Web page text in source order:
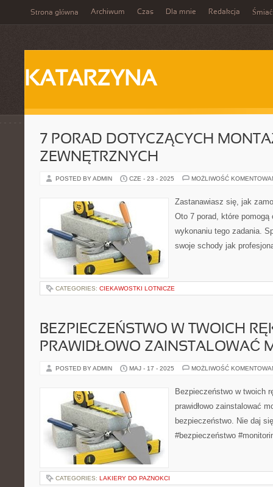
Strona główna Archiwum Czas Dla mnie Redakcja Śmiać
KATARZYNA
7 PORAD DOTYCZĄCYCH
ZEWNĘTRZNYCH
POSTED BY ADMIN CZE - 23 - 2025 MOŻLIWOŚĆ
Zastanawiasz się, jak
Oto 7 porad, które pomogą
wykonaniu tego zadania.
swoje schody jak
CATEGORIES: CIEKAWOSTKI LOTNICZE
BEZPIECZEŃSTWO W TWOICH
PRAWIDŁOWO ZAINSTALOWAĆ
POSTED BY ADMIN MAJ - 17 - 2025 MOŻLIWOŚĆ
Bezpieczeństwo w twoich
prawidłowo zainstalować
bezpieczeństwo. Nie daj
#bezpieczeństwo
CATEGORIES: LAKIERY DO PAZNOKCI